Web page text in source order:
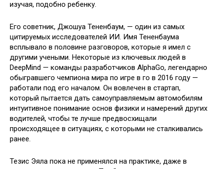
изучая, подобно ребенку.
Его советник, Джошуа Тененбаум, — один из самых
цитируемых исследователей ИИ. Имя Тененбаума
всплывало в половине разговоров, которые я имел с
другими учеными. Некоторые из ключевых людей в
DeepMind — команды разработчиков AlphaGo, легендарно
обыгравшего чемпиона мира по игре в го в 2016 году —
работали под его началом. Он вовлечен в стартап,
который пытается дать самоуправляемым автомобилям
интуитивное понимание основ физики и намерений других
водителей, чтобы те лучше предвосхищали
происходящее в ситуациях, с которыми не сталкивались
ранее.
Тезис Эяла пока не применялся на практике, даже в